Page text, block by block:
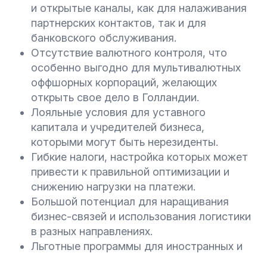
и открытые каналы, как для налаживания
партнерских контактов, так и для
банковского обслуживания.
Отсутствие валютного контроля, что
особенно выгодно для мультивалютных
оффшорных корпораций, желающих
открыть свое дело в Голландии.
Лояльные условия для уставного
капитала и учредителей бизнеса,
которыми могут быть нерезиденты.
Гибкие налоги, настройка которых может
привести к правильной оптимизации и
снижению нагрузки на платежи.
Большой потенциал для наращивания
бизнес-связей и использования логистики
в разных направлениях.
Льготные программы для иностранных и